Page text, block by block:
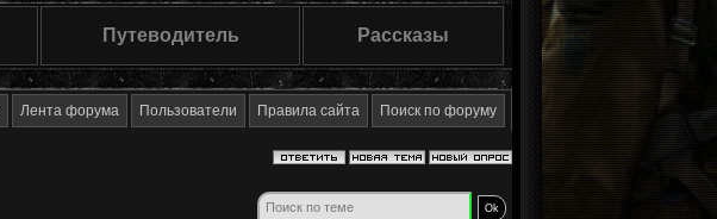
Путеводитель Рассказы
Лента форума Пользователи Правила сайта Поиск по форуму